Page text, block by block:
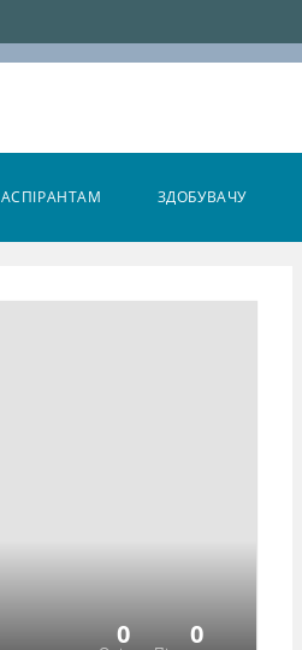
АСПІРАНТАМ ЗДОБУВАЧУ
0 0